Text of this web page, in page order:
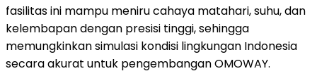
fasilitas ini mampu meniru cahaya matahari, suhu, dan
kelembapan dengan presisi tinggi, sehingga
memungkinkan simulasi kondisi lingkungan Indonesia
secara akurat untuk pengembangan OMOWAY.